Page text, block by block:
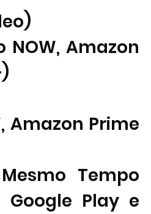
Amazon
Amazon Prime
Tempo
Play e